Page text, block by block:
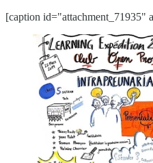
[caption